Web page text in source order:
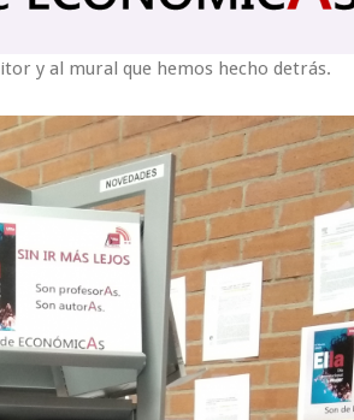
y al mural que hemos hecho detrás.